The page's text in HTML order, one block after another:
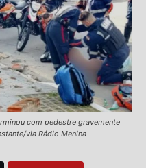
com pedestre gravemente
via Rádio Menina